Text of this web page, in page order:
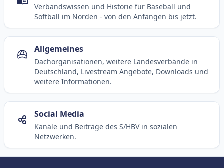
Verbandswissen und Historie für Baseball und
Softball im Norden - von den Anfängen bis jetzt.
Allgemeines
Dachorganisationen, weitere Landesverbände in
Deutschland, Livestream Angebote, Downloads und
weitere Informationen.
Social Media
Kanäle und Beiträge des S/HBV in sozialen
Netzwerken.